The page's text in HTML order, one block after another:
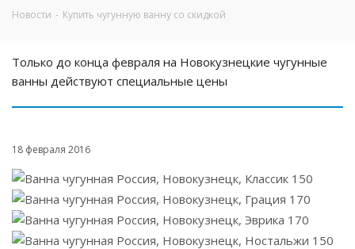
Новости - Купить чугунную ванну со скидкой
Только до конца февраля на Новокузнецкие чугунные
ванны действуют специальные цены
18 февраля 2016